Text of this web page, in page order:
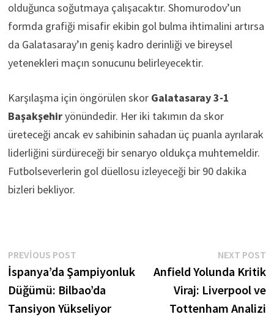
olduğunca soğutmaya çalışacaktır. Shomurodov’un
formda grafiği misafir ekibin gol bulma ihtimalini artırsa
da Galatasaray’ın geniş kadro derinliği ve bireysel
yetenekleri maçın sonucunu belirleyecektir.
Karşılaşma için öngörülen skor Galatasaray 3-1
Başakşehiryönündedir. Her iki takımın da skor
üreteceği ancak ev sahibinin sahadan üç puanla ayrılarak
liderliğini sürdüreceği bir senaryo oldukça muhtemeldir.
Futbolseverlerin gol düellosu izleyeceği bir 90 dakika
bizleri bekliyor.
Yazı
gezinmesi
PREVIOUS POSTPrevious
post:
İspanya’da Şampiyonluk
Düğümü: Bilbao’da
Tansiyon Yükseliyor
NEXT POST
Anfield Yolunda Kritik
Viraj: Liverpool ve
Tottenham Analizi